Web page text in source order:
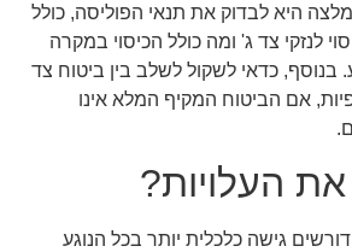
היא לבדוק את תנאי הפוליסה, כולל
לנזקי צד ג' ומה כולל הכיסוי במקרה
בנוסף, כדאי לשקול לשלב בין ביטוח צד
אם הביטוח המקיף המלא אינו
את העלויות?
10 שנים דורשים גישה כלכלית יותר בכל הנוגע